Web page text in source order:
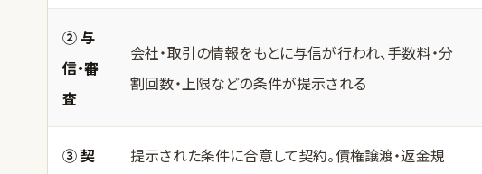
② 与
信・審
査
会社・取引の情報をもとに与信が行われ、手数料・分
割回数・上限などの条件が提示される
③ 契
提示された条件に合意して契約。債権譲渡・返金規